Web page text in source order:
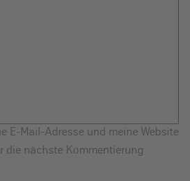
E-Mail-Adresse und meine Website
die nächste Kommentierung